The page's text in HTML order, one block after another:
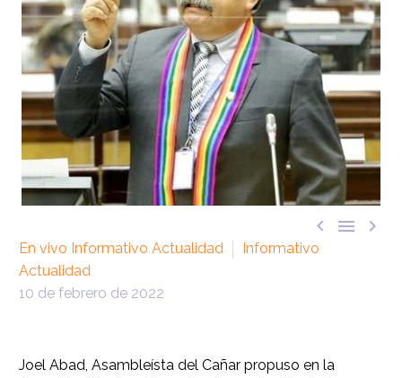
  
En vivo Informativo Actualidad
Informativo
Actualidad
10 de febrero de 2022
Joel Abad, Asambleísta del Cañar propuso en la